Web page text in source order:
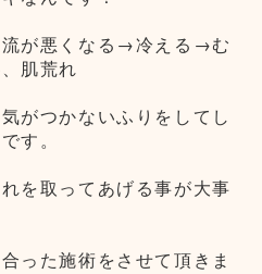
が悪くなる→冷える→む
肌荒れ
がつかないふりをしてし
す。
を取ってあげる事が大事
った施術をさせて頂きま